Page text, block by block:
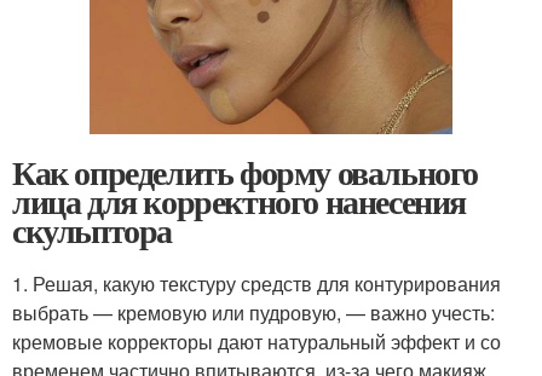
Как определить форму овального
лица для корректного нанесения
скульптора
1. Решая, какую текстуру средств для контурирования
выбрать — кремовую или пудровую, — важно учесть:
кремовые корректоры дают натуральный эффект и со